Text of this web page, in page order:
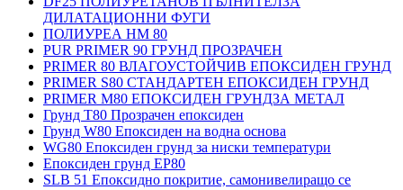
ДИЛАТАЦИОННИ ФУГИ
ПОЛИУРЕА HM 80
PUR PRIMER 90 ГРУНД ПРОЗРАЧЕН
PRIMER 80 ВЛАГОУСТОЙЧИВ ЕПОКСИДЕН ГРУНД
PRIMER S80 СТАНДАРТЕН ЕПОКСИДЕН ГРУНД
PRIMER M80 ЕПОКСИДЕН ГРУНДЗА МЕТАЛ
Грунд Т80 Прозрачен епоксиден
Грунд W80 Епоксиден на водна основа
WG80 Епоксиден грунд за ниски температури
Епоксиден грунд EP80
SLB 51 Епоксидно покритие, самонивелиращо се